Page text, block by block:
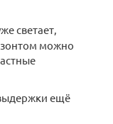
светает,
можно
ещё